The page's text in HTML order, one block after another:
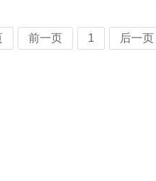
前一页 1 后一页